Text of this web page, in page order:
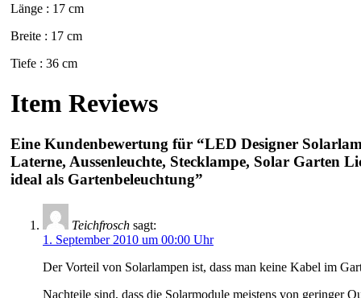
Länge : 17 cm
Breite : 17 cm
Tiefe : 36 cm
Item Reviews
Eine Kundenbewertung für “LED Designer
Laterne, Aussenleuchte, Stecklampe, Solar Garten
ideal als Gartenbeleuchtung”
Teichfrosch sagt:
1. September 2010 um 00:00 Uhr
Der Vorteil von Solarlampen ist, dass man keine Kabel im
Nachteile sind, dass die Solarmodule meistens von geringer